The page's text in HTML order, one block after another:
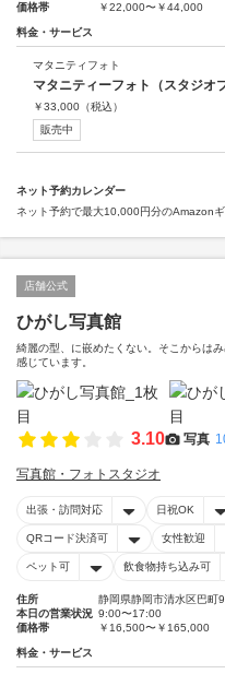
価格帯
￥22,000〜￥44,000
料金・サービス
マタニティフォト
マタニティーフォト（スタジオ
￥33,000 （税込）
販売中
ネット予約カレンダー
ネット予約で最大10,000円分のAmazonギ
店舗公式
ひがし写真館
綺麗の型、に嵌めたくない。そこからは
感じています。
3.10 写真
写真館・フォトスタジオ
出張・訪問対応 日祝OK
QRコード決済可 女性歓迎
ペット可 飲食物持ち込み可
住所
静岡県静岡市清水区巴町
本日の営業状況 9:00〜17:00
価格帯
￥16,500〜￥165,000
料金・サービス